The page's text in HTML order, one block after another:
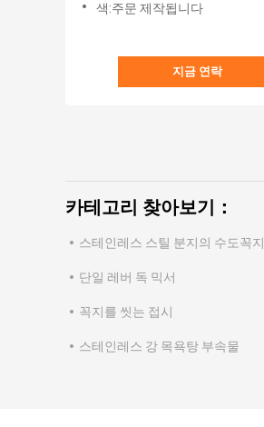
색:주문 제작됩니다
지금 연락
카테고리 찾아보기：
스테인레스 스틸 분지의 수도꼭지
단일 레버 독 믹서
꼭지를 씻는 접시
스테인레스 강 목욕탕 부속물